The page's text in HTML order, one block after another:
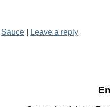
Sauce Leave a reply